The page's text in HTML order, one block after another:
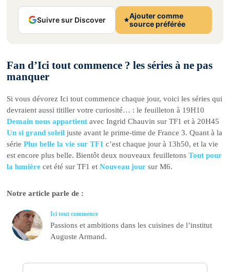
Suivre sur Discover
Ajouter comme
source préférée
Fan d’Ici tout commence ? les séries à ne pas
manquer
Si vous dévorez Ici tout commence chaque jour, voici les séries qui
devraient aussi titiller votre curiosité… : le feuilleton à 19H10
Demain nous appartientavec Ingrid Chauvin sur TF1 et à 20H45
Un si grand soleil juste avant le prime-time de France 3. Quant à la
sériePlus belle la vie sur TF1 c’est chaque jour à 13h50, et la vie
est encore plus belle. Bientôt deux nouveaux feuilletonsTout pour
la lumière cet été sur TF1 etNouveau jour sur M6.
Notre article parle de :
Ici tout commence
Passions et ambitions dans les cuisines de l’institut
Auguste Armand.